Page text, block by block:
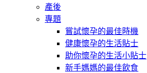
產後
專題
嘗試懷孕的最佳時機
健康懷孕的生活貼士
助你懷孕的生活小貼士
新手媽媽的最佳飲食